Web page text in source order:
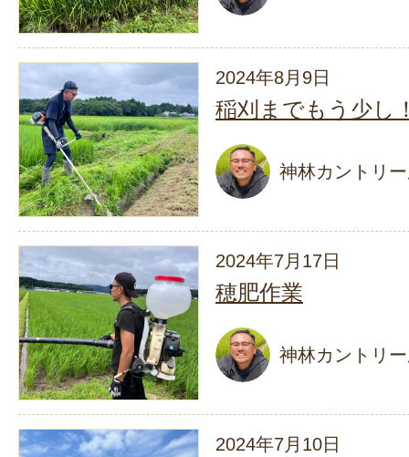
2024年8月9日
稲刈までもう少し
神林カントリ
2024年7月17日
穂肥作業
神林カントリ
2024年7月10日